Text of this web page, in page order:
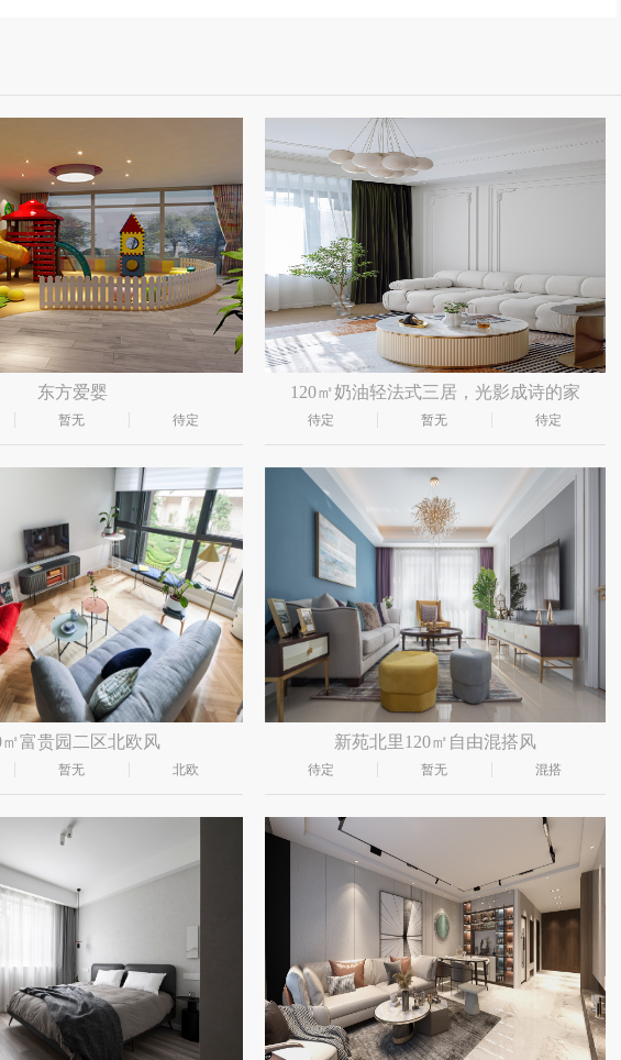
东方爱婴
暂无 待定
120㎡奶油轻法式三居，光影成诗的家
待定 暂无 待定
㎡富贵园二区北欧风
暂无 北欧
新苑北里120㎡自由混搭风
待定 暂无 混搭